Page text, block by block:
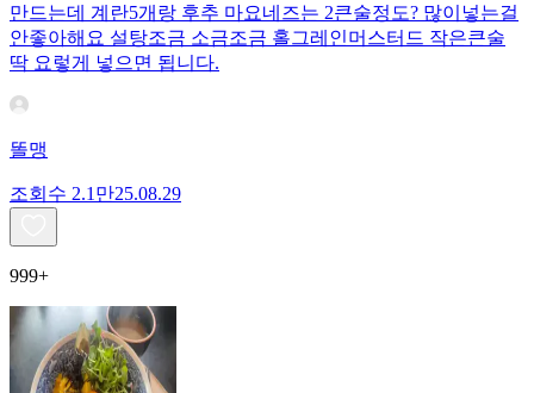
만드는데 계란5개랑 후추 마요네즈는 2큰술정도? 많이넣는걸
안좋아해요 설탕조금 소금조금 홀그레인머스터드 작은큰술
딱 요렇게 넣으면 됩니다.
똘맹
조회수 2.1만25.08.29
999+